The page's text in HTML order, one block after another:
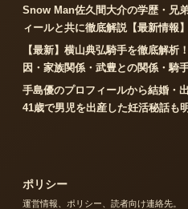
Snow Man佐久間大介の学歴・兄
ィールと共に徹底解説【最新情報】
【最新】横山典弘騎手を徹底解析
因・家族関係・武豊との関係・騎
手島優のプロフィールから結婚・
41歳で男児を出産した妊活秘話も
ポリシー
運営情報、ポリシー、読者向け連絡先。